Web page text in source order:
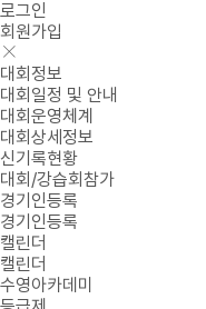
로그인
회원가입
대회정보
대회일정 및 안내
대회운영체계
대회상세정보
신기록현황
대회/강습회참가
경기인등록
경기인등록
캘린더
캘린더
수영아카데미